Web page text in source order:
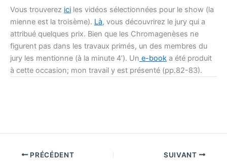
Vous trouverez ici les vidéos sélectionnées pour le show (la
mienne est la troisème). Là, vous découvrirez le jury qui a
attribué quelques prix. Bien que les Chromagenèses ne
figurent pas dans les travaux primés, un des membres du
jury les mentionne (à la minute 4′). Un e-book a été produit
à cette occasion; mon travail y est présenté (pp.82-83).
PRÉCÉDENT SUIVANT